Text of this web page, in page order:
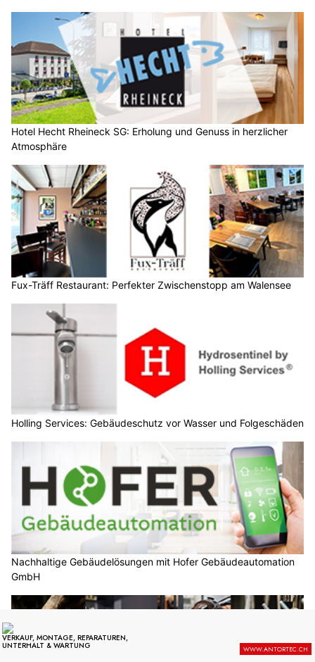
Hotel Hecht Rheineck SG: Erholung und Genuss in herzlicher
Atmosphäre
Fux-Träff Restaurant: Perfekter Zwischenstopp am Walensee
Holling Services: Gebäudeschutz vor Wasser und Folgeschäden
Nachhaltige Gebäudelösungen mit Hofer Gebäudeautomation
GmbH